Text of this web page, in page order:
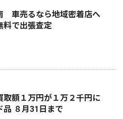
車売るなら地域密着店へ
料で出張査定
額１万円が１万２千円に
品 ８月31日まで